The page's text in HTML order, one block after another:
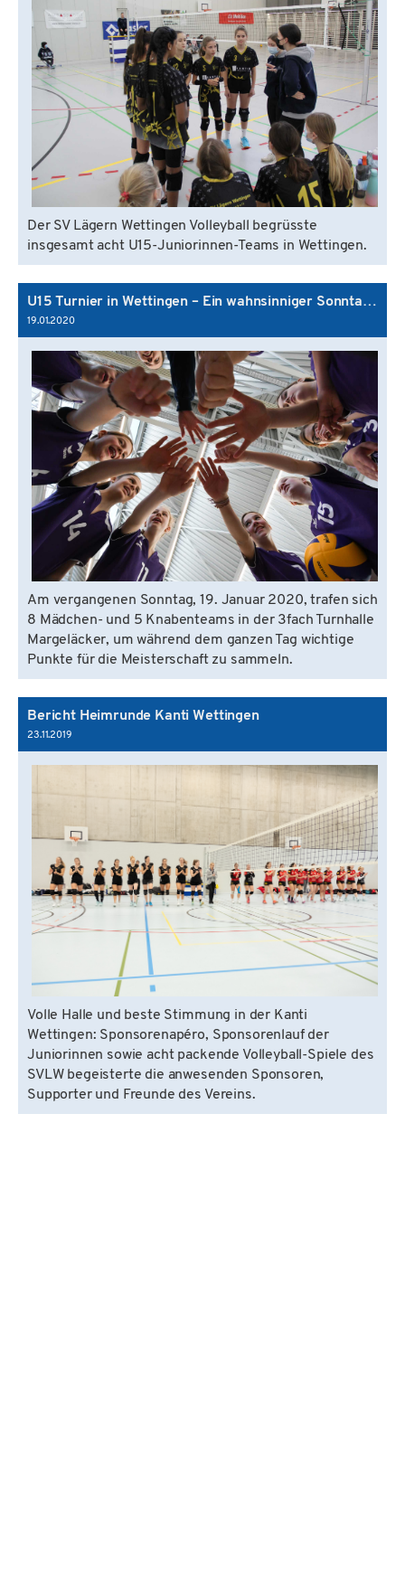
Der SV Lägern Wettingen Volleyball begrüsste
insgesamt acht U15-Juniorinnen-Teams in Wettingen.
U15 Turnier in Wettingen – Ein wahnsinniger Sonntag! 🤪
19.01.2020
Am vergangenen Sonntag, 19. Januar 2020, trafen sich
8 Mädchen- und 5 Knabenteams in der 3fach Turnhalle
Margeläcker, um während dem ganzen Tag wichtige
Punkte für die Meisterschaft zu sammeln.
Bericht Heimrunde Kanti Wettingen
23.11.2019
Volle Halle und beste Stimmung in der Kanti
Wettingen: Sponsorenapéro, Sponsorenlauf der
Juniorinnen sowie acht packende Volleyball-Spiele des
SVLW begeisterte die anwesenden Sponsoren,
Supporter und Freunde des Vereins.